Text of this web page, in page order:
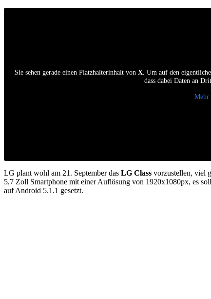
Sie sehen gerade einen Platzhalterinhalt von X. Um auf den
dass dabei Daten an
Mehr
LG plant wohl am 21. September das LG Class vorzustellen, viel
5,7 Zoll Smartphone mit einer Auflösung von 1920x1080px, es
auf Android 5.1.1 gesetzt.